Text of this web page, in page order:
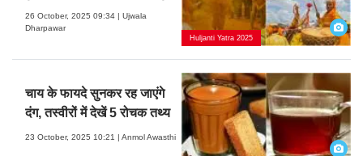
Huljanti Yatra 2025
मनाया आनंद
26 October, 2025 09:34 | Ujwala
Dharpawar
चाय के फायदे सुनकर रह जाएंगे
दंग, तस्वीरों में देखें 5 रोचक तथ्य
23 October, 2025 10:21 | Anmol Awasthi